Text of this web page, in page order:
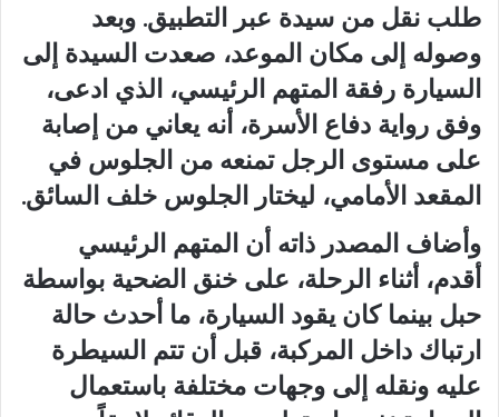
طلب نقل من سيدة عبر التطبيق. وبعد
وصوله إلى مكان الموعد، صعدت السيدة إلى
السيارة رفقة المتهم الرئيسي، الذي ادعى،
وفق رواية دفاع الأسرة، أنه يعاني من إصابة
على مستوى الرجل تمنعه من الجلوس في
المقعد الأمامي، ليختار الجلوس خلف السائق.
وأضاف المصدر ذاته أن المتهم الرئيسي
أقدم، أثناء الرحلة، على خنق الضحية بواسطة
حبل بينما كان يقود السيارة، ما أحدث حالة
ارتباك داخل المركبة، قبل أن تتم السيطرة
عليه ونقله إلى وجهات مختلفة باستعمال